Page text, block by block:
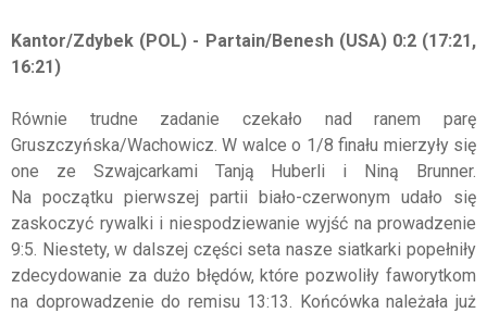
Kantor/Zdybek (POL) - Partain/Benesh (USA) 0:2 (17:21,
16:21)
Równie trudne zadanie czekało nad ranem parę
Gruszczyńska/Wachowicz. W walce o 1/8 finału mierzyły się
one ze Szwajcarkami Tanją Huberli i Niną Brunner.
Na początku pierwszej partii biało-czerwonym udało się
zaskoczyć rywalki i niespodziewanie wyjść na prowadzenie
9:5. Niestety, w dalszej części seta nasze siatkarki popełniły
zdecydowanie za dużo błędów, które pozwoliły faworytkom
na doprowadzenie do remisu 13:13. Końcówka należała już